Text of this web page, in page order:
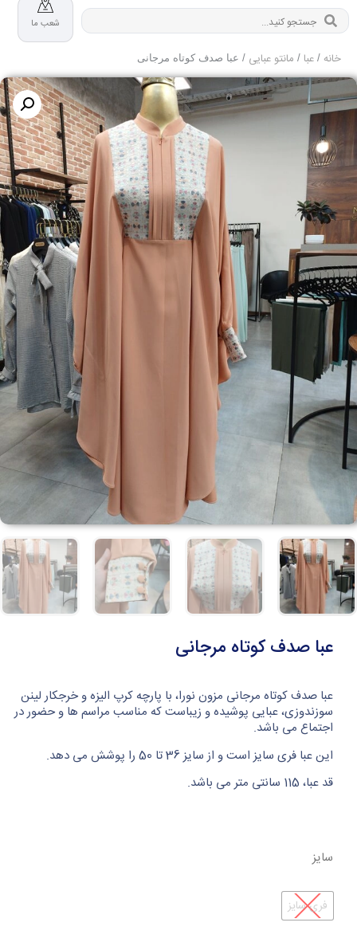
شعب ما
خانه / عبا / مانتو عبایی / عبا صدف کوتاه مرجانی
عبا صدف کوتاه مرجانی
عبا صدف کوتاه مرجانی مزون نورا، با پارچه کرپ الیزه و خرجکار لینن
سوزندوزی، عبایی پوشیده و زیباست که مناسب مراسم ها و حضور در
اجتماع می باشد.
این عبا فری سایز است و از سایز 36 تا 50 را پوشش می دهد.
قد عبا، 115 سانتی متر می باشد.
سایز
فری سایز